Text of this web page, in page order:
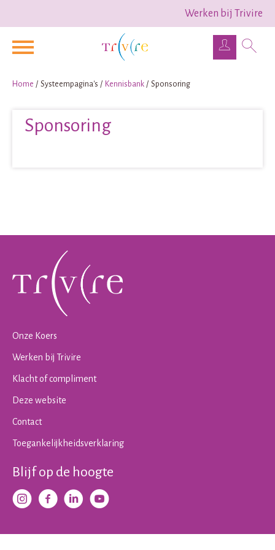
Naar de homepage
Ga naar Hoofd
Werken bij Trivire
Home Systeempagina's Kennisbank Sponsoring
Sponsoring
Contactinformatie
Onze Koers
Werken bij Trivire
Klacht of compliment
Deze website
Contact
Toegankelijkheidsverklaring
Blijf op de hoogte